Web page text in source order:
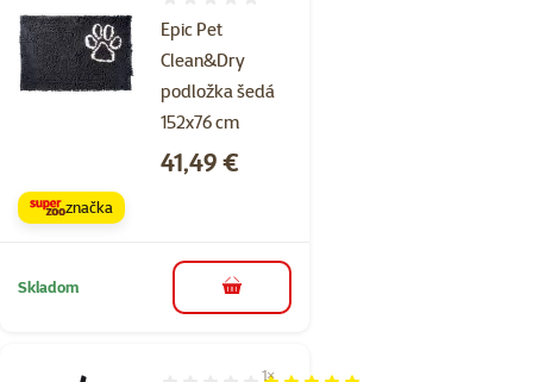
Epic Pet
Clean&Dry
podložka šedá
152x76 cm
Cena
41,49 €
značka
Skladom do košíka
1×